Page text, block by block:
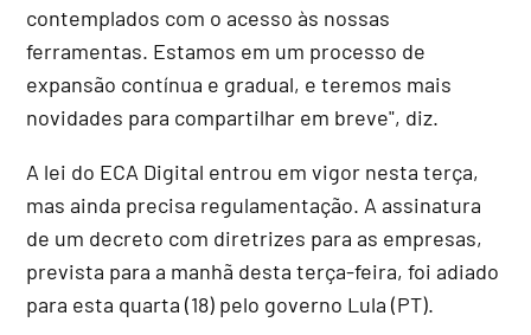
contemplados com o acesso às nossas
ferramentas. Estamos em um processo de
expansão contínua e gradual, e teremos mais
novidades para compartilhar em breve", diz.
A lei do ECA Digital entrou em vigor nesta terça,
mas ainda precisa regulamentação. A assinatura
de um decreto com diretrizes para as empresas,
prevista para a manhã desta terça-feira, foi adiado
para esta quarta (18) pelo governo Lula (PT).